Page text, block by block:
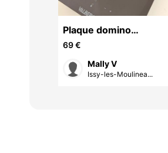
Plaque domino
vitrocéramique NEUVE
69 €
Mally V
Issy-les-Moulinea...